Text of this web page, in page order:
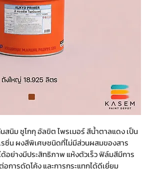
นิม ชูโกกุ อัลขิต ไพรเมอร์ สีน้ำตาลแดง เป็น
ซิ่น ผงสีพิเศษชนิดที่ไม่มีส่วนผสมของสาร
ย่างมีประสิทธิภาพ แห้งตัวเร็ว ฟิล์มสีมีการ
การดัดโค้ง และการกระแทกได้ดีเยี่ยม